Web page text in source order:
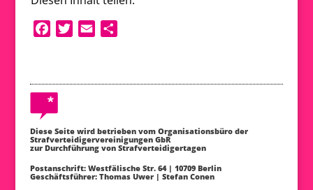
b
o
o
k
r
Diese Seite wird betrieben vom Organisationsbüro der
Strafverteidigervereinigungen GbR
zur Durchführung von Strafverteidigertagen
Postanschrift: Westfälische Str. 64 | 10709 Berlin
Geschäftsführer: Thomas Uwer | Stefan Conen